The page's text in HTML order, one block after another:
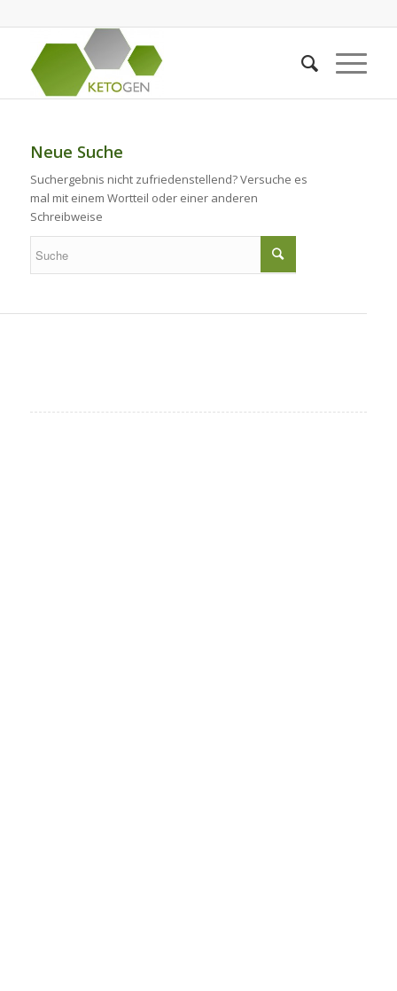
Neue Suche
Suchergebnis nicht zufriedenstellend? Versuche es
mal mit einem Wortteil oder einer anderen
Schreibweise